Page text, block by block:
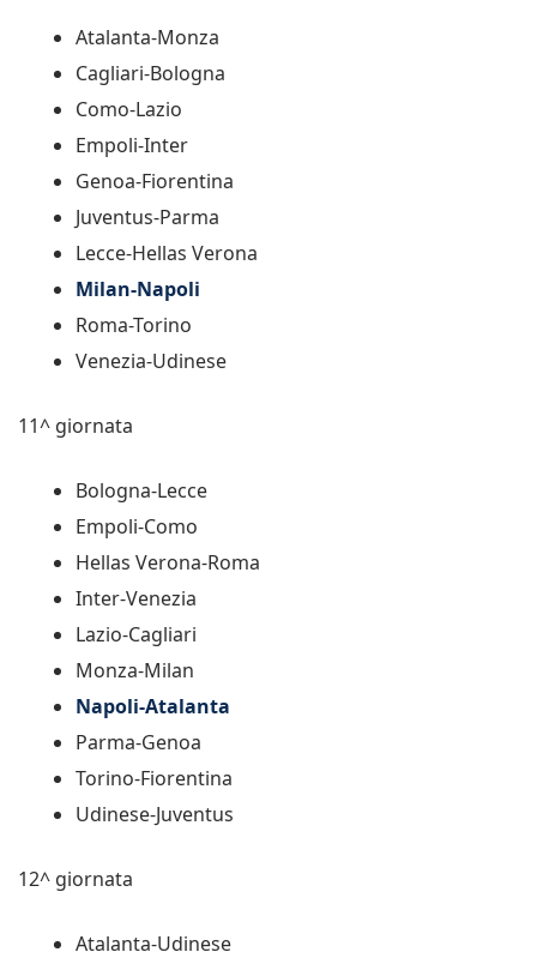
Atalanta-Monza
Cagliari-Bologna
Como-Lazio
Empoli-Inter
Genoa-Fiorentina
Juventus-Parma
Lecce-Hellas Verona
Milan-Napoli
Roma-Torino
Venezia-Udinese
11^ giornata
Bologna-Lecce
Empoli-Como
Hellas Verona-Roma
Inter-Venezia
Lazio-Cagliari
Monza-Milan
Napoli-Atalanta
Parma-Genoa
Torino-Fiorentina
Udinese-Juventus
12^ giornata
Atalanta-Udinese